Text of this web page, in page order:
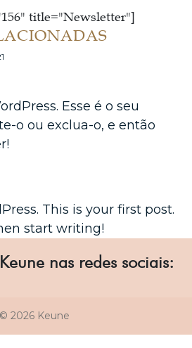
title="Newsletter"]
Esse é o seu
o ou exclua-o, e então
This is your first post.
start writing!
nas redes sociais:
© 2026 Keune